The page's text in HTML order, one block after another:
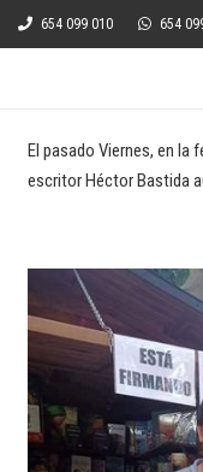
654 099 010 654
El pasado Viernes, en la
escritor Héctor Bastida